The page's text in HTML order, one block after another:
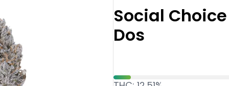
Social Choice
Dos